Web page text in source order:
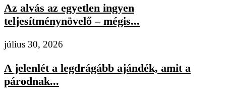
Az alvás az egyetlen ingyen
teljesítménynövelő – mégis...
július 30, 2026
A jelenlét a legdrágább ajándék, amit a
párodnak...